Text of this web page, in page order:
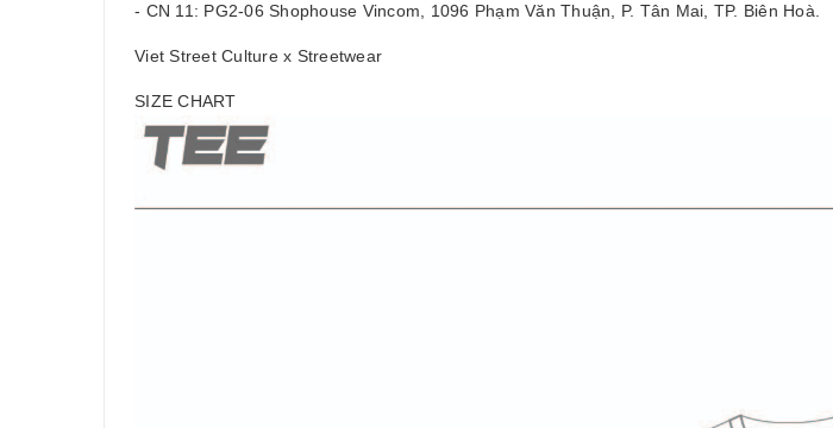
- CN 11: PG2-06 Shophouse Vincom, 1096 Phạm Văn Thuận, P. Tân Mai, TP. Biên Hoà.
Viet Street Culture x Streetwear
SIZE CHART